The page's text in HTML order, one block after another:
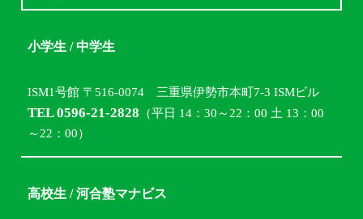
小学生 / 中学生
ISM1号館 〒516-0074 三重県伊勢市本町7-3 ISMビル
TEL 0596-21-2828 （平日 14：30～22：00 土 13：00
～22：00）
高校生 / 河合塾マナビス